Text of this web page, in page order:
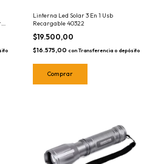
Linterna Led Solar 3 En 1 Usb
Recargable 40322
$19.500,00
$16.575,00 con Transferencia o depósito